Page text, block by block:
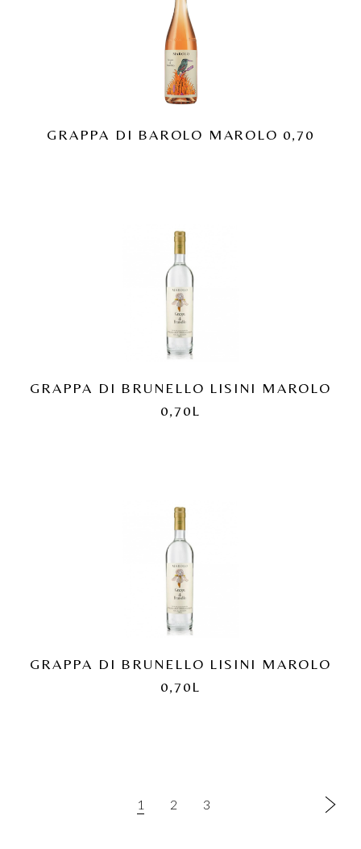
GRAPPA DI BAROLO MAROLO 0,70
GRAPPA DI BRUNELLO LISINI MAROLO
0,70L
GRAPPA DI BRUNELLO LISINI MAROLO
0,70L
1 2 3